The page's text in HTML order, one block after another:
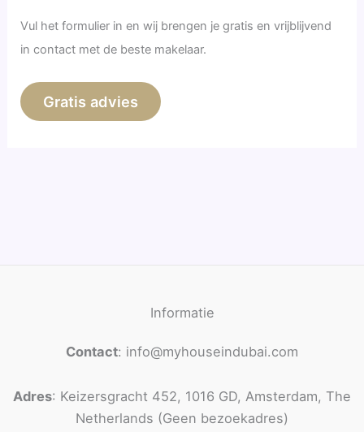
Vul het formulier in en wij brengen je gratis en vrijblijvend
in contact met de beste makelaar.
Gratis advies
Informatie
Contact: info@myhouseindubai.com
Adres: Keizersgracht 452, 1016 GD, Amsterdam, The
Netherlands (Geen bezoekadres)